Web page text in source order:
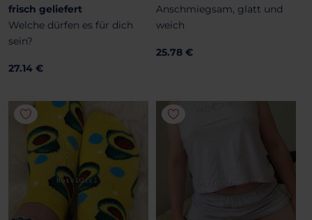
frisch geliefert
Welche dürfen es für dich
sein?
27.14 €
Anschmiegsam, glatt und
weich
25.78 €